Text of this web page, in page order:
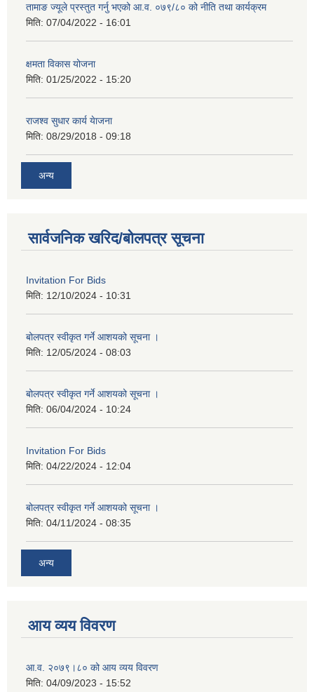
तामाङ ज्यूले प्रस्तुत गर्नु भएको आ.व. ०७९/८० को नीति तथा कार्यक्रम
मिति: 07/04/2022 - 16:01
क्षमता विकास योजना
मिति: 01/25/2022 - 15:20
राजश्व सुधार कार्य येाजना
मिति: 08/29/2018 - 09:18
अन्य
सार्वजनिक खरिद/बोलपत्र सूचना
Invitation For Bids
मिति: 12/10/2024 - 10:31
बोलपत्र स्वीकृत गर्ने आशयको सूचना ।
मिति: 12/05/2024 - 08:03
बोलपत्र स्वीकृत गर्ने आशयको सूचना ।
मिति: 06/04/2024 - 10:24
Invitation For Bids
मिति: 04/22/2024 - 12:04
बोलपत्र स्वीकृत गर्ने आशयको सूचना ।
मिति: 04/11/2024 - 08:35
अन्य
आय व्यय विवरण
आ.व. २०७९।८० को आय व्यय विवरण
मिति: 04/09/2023 - 15:52